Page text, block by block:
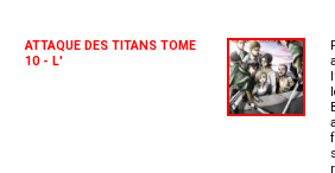
ATTAQUE DES TITANS TOME
10 - L'